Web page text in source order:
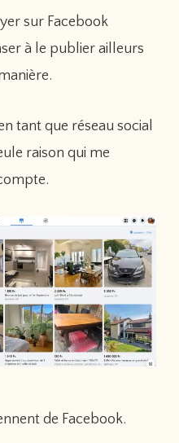
sur Facebook
à le publier ailleurs
tant que réseau social
raison qui me
de Facebook.